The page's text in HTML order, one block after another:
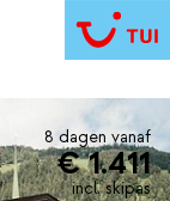
8 dagen vanaf
€ 1.411
incl. skipas